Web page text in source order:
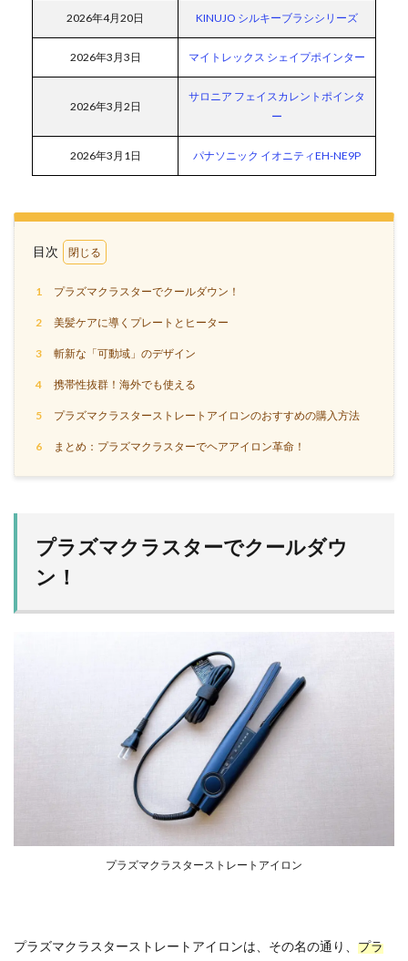
2026年4月20日 KINUJO シルキーブラシシリーズ
2026年3月3日 マイトレックス シェイプポインター
2026年3月2日
サロニア フェイスカレントポインタ
ー
2026年3月1日 パナソニック イオニティEH-NE9P
目次
1 プラズマクラスターでクールダウン！
2 美髪ケアに導くプレートとヒーター
3 斬新な「可動域」のデザイン
4 携帯性抜群！海外でも使える
5 プラズマクラスターストレートアイロンのおすすめの購入方法
6 まとめ：プラズマクラスターでヘアアイロン革命！
プラズマクラスターでクールダウ
ン！
プラズマクラスターストレートアイロン
プラズマクラスターストレートアイロンは、その名の通り、 プラ